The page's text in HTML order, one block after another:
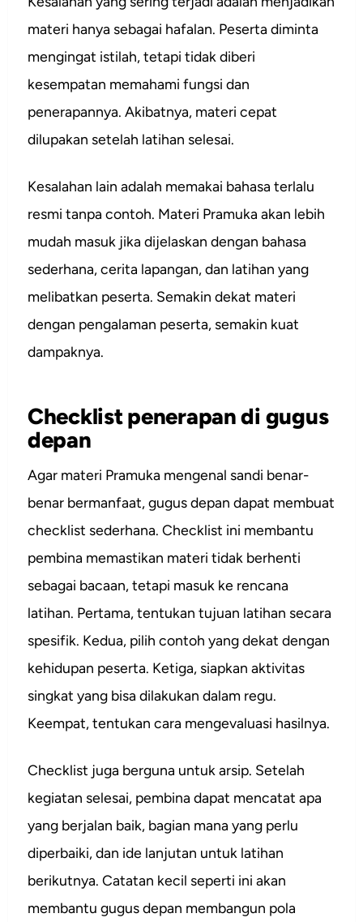
materi hanya sebagai hafalan. Peserta diminta
mengingat istilah, tetapi tidak diberi
kesempatan memahami fungsi dan
penerapannya. Akibatnya, materi cepat
dilupakan setelah latihan selesai.
Kesalahan lain adalah memakai bahasa terlalu
resmi tanpa contoh. Materi Pramuka akan lebih
mudah masuk jika dijelaskan dengan bahasa
sederhana, cerita lapangan, dan latihan yang
melibatkan peserta. Semakin dekat materi
dengan pengalaman peserta, semakin kuat
dampaknya.
Checklist penerapan di gugus
depan
Agar materi Pramuka mengenal sandi benar-
benar bermanfaat, gugus depan dapat membuat
checklist sederhana. Checklist ini membantu
pembina memastikan materi tidak berhenti
sebagai bacaan, tetapi masuk ke rencana
latihan. Pertama, tentukan tujuan latihan secara
spesifik. Kedua, pilih contoh yang dekat dengan
kehidupan peserta. Ketiga, siapkan aktivitas
singkat yang bisa dilakukan dalam regu.
Keempat, tentukan cara mengevaluasi hasilnya.
Checklist juga berguna untuk arsip. Setelah
kegiatan selesai, pembina dapat mencatat apa
yang berjalan baik, bagian mana yang perlu
diperbaiki, dan ide lanjutan untuk latihan
berikutnya. Catatan kecil seperti ini akan
membantu gugus depan membangun pola